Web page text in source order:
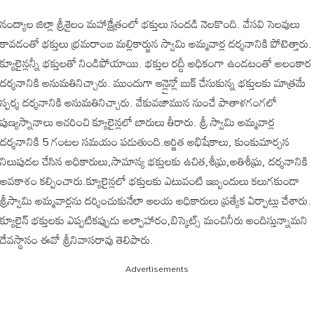
నంద్యాల జిల్లా శ్రీశైలం మహాక్షేత్రంలో భక్తులు సందడి నెలకొంది. వేసవి సెలవులు
కావడంతో భక్తులు భ్రమరాంబ మల్లికార్జున స్వామి అమ్మవార్ల దర్శనానికి పోటెత్తారు.
క్యూలైన్లన్నీ భక్తులతో నిండిపోయాయి. భక్తుల రద్దీ అధికంగా ఉండటంతో అలంకార
దర్శనానికి అనుమతినిచ్చారు. ముందుగా ఆన్లైన్లో బుక్ చేసుకున్న భక్తులకు మాత్రమే
స్పర్శ దర్శనానికి అనుమతినిచ్చారు. వేకువజామున నుంచే పాతాళగంగలో
పుణ్యస్నానాలు ఆచరించి క్యూలైన్లలో బారులు తీరారు. శ్రీ స్వామి అమ్మవార్ల
దర్శనానికి 5 గంటల సమయం పడుతుంది.ఆర్జిత అభిషేకాలు, కుంకుమార్చన
నిలుపుదల చేసిన అధికారులు,సామాన్య భక్తులకు ఉచిత,శీఘ్ర,అతిశీఘ్ర, దర్శనానికి
అవకాశం కల్పించారు.క్యూలైన్లలో భక్తులకు ఎటువంటి ఇబ్బందులు కలుగకుండా
శ్రీస్వామి అమ్మవార్లను దర్శించుకునేలా ఆలయ అధికారులు ప్రత్యేక ఏర్పాట్లు చేశారు.
క్యూలైన్ భక్తులకు ఎప్పటికప్పుడు అల్పాహారం,బిస్కెట్స్ మంచినీరు అందిస్తున్నామని
దేవస్థానం ఈవో శ్రీనివాసరావు తెలిపారు.
Advertisements